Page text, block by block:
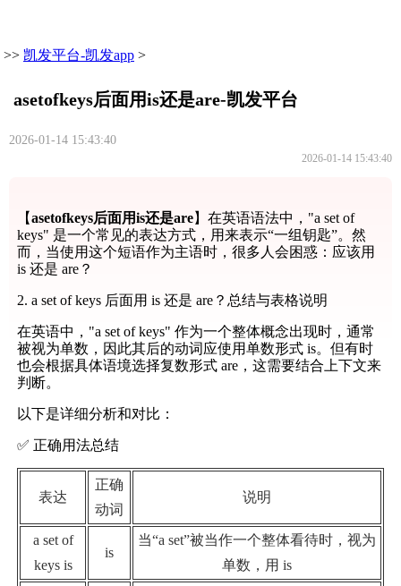
>> 凯发平台-凯发app >
asetofkeys后面用is还是are-凯发平台
2026-01-14 15:43:40
2026-01-14 15:43:40
【asetofkeys后面用is还是are】在英语语法中，"a set of
keys" 是一个常见的表达方式，用来表示“一组钥匙”。然
而，当使用这个短语作为主语时，很多人会困惑：应该用
is 还是 are？
2. a set of keys 后面用 is 还是 are？总结与表格说明
在英语中，"a set of keys" 作为一个整体概念出现时，通常
被视为单数，因此其后的动词应使用单数形式 is。但有时
也会根据具体语境选择复数形式 are，这需要结合上下文来
判断。
以下是详细分析和对比：
✅ 正确用法总结
表达
正确
动词
说明
a set of
keys is
is
当“a set”被当作一个整体看待时，视为
单数，用 is